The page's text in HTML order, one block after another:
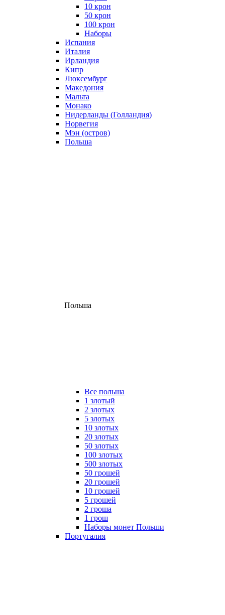
10 крон
50 крон
100 крон
Наборы
Испания
Италия
Ирландия
Кипр
Люксембург
Македония
Мальта
Монако
Нидерланды (Голландия)
Норвегия
Мэн (остров)
Польша
Польша
Все польша
1 злотый
2 злотых
5 злотых
10 злотых
20 злотых
50 злотых
100 злотых
500 злотых
50 грошей
20 грошей
10 грошей
5 грошей
2 гроша
1 грош
Наборы монет Польши
Португалия